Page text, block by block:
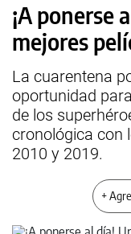
¡A ponerse
mejores
La cuarentena
oportunidad
de los
cronológica con
2010 y 2019.
+